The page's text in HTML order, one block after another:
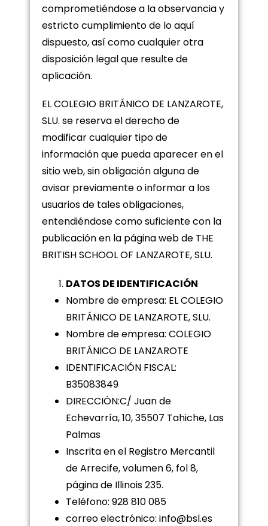
comprometiéndose a la observancia y
estricto cumplimiento de lo aquí
dispuesto, así como cualquier otra
disposición legal que resulte de
aplicación.
EL COLEGIO BRITÁNICO DE LANZAROTE,
SLU. se reserva el derecho de
modificar cualquier tipo de
información que pueda aparecer en el
sitio web, sin obligación alguna de
avisar previamente o informar a los
usuarios de tales obligaciones,
entendiéndose como suficiente con la
publicación en la página web de THE
BRITISH SCHOOL OF LANZAROTE, SLU.
DATOS DE IDENTIFICACIÓN
Nombre de empresa: EL COLEGIO
BRITÁNICO DE LANZAROTE, SLU.
Nombre de empresa: COLEGIO
BRITÁNICO DE LANZAROTE
IDENTIFICACIÓN FISCAL:
B35083849
DIRECCIÓN:C/ Juan de
Echevarría, 10, 35507 Tahiche, Las
Palmas
Inscrita en el Registro Mercantil
de Arrecife, volumen 6, fol 8,
página de Illinois 235.
Teléfono: 928 810 085
correo electrónico: info@bsl.es